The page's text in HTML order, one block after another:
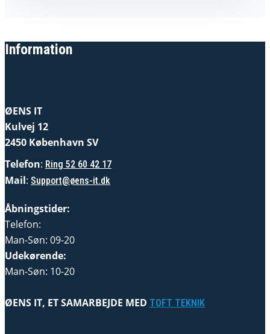
Information
ØENS IT
Kulvej 12
2450 København SV
Telefon: Ring 52 60 42 17
Mail: Support@øens-it.dk
Åbningstider:
Telefon:
Man-Søn: 09-20
Udekørende:
Man-Søn: 10-20
ØENS IT, ET SAMARBEJDE MED TOFT TEKNIK